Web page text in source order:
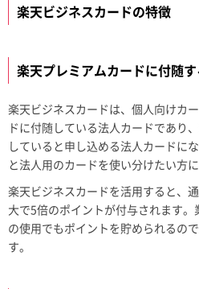
楽天ビジネスカードの特徴
楽天プレミアムカードに付随
楽天ビジネスカードは、個人向けカ
ドに付随している法人カードであり
していると申し込める法人カードに
と法人用のカードを使い分けたい方に
楽天ビジネスカードを活用すると、
大で5倍のポイントが付与されます。
の使用でもポイントを貯められるの
す。